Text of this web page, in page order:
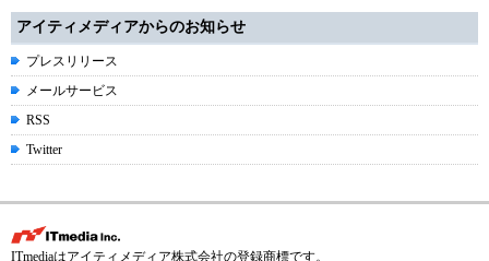
アイティメディアからのお知らせ
プレスリリース
メールサービス
RSS
Twitter
ITmediaはアイティメディア株式会社の登録商標です。